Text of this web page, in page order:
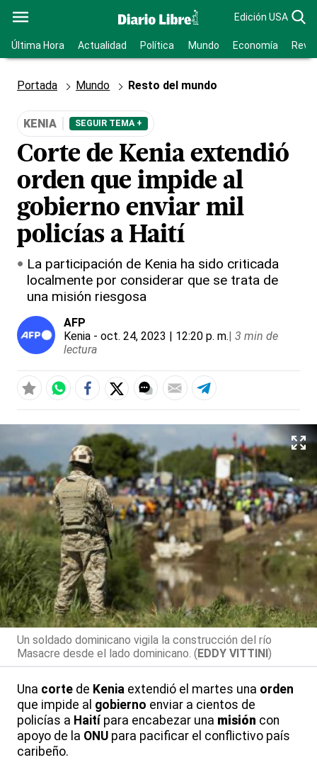
Edición USA
Última Hora Actualidad Política Mundo Economía
Portada Mundo Resto del mundo
KENIA SEGUIR TEMA +
Corte de Kenia extendió
orden que impide al
gobierno enviar mil
policías a Haití
La participación de Kenia ha sido criticada
localmente por considerar que se trata de
una misión riesgosa
AFP
Kenia - oct. 24, 2023 | 12:20 p. m.| 3 min de
lectura
Un soldado dominicano vigila la construcción del río
Masacre desde el lado dominicano. (EDDY VITTINI)
Una corte de Kenia extendió el martes una orden
que impide al gobierno enviar a cientos de
policías a Haití para encabezar una misión con
apoyo de la ONU para pacificar el conflictivo país
caribeño.